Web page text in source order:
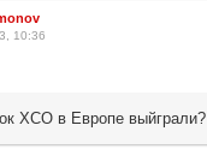
10:36
XCO в Европе выйграли?